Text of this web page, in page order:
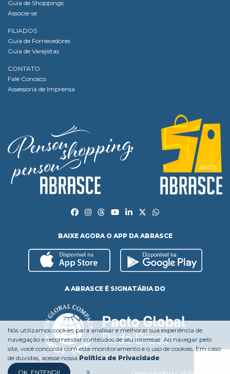
Guia de Shoppings
Associe-se
FILIADOS
Guia de Fornecedores
Guia de Varejistas
CONTATO
Fale Conosco
Assessoria de Imprensa
BAIXE AGORA O APP DA ABRASCE
A ABRASCE É SIGNATÁRIA DO
Nós utilizamos cookies para analisar e melhorar sua experiência de
navegação e recomendar conteúdos de seu interesse. Ao navegar pelo
site, você concorda com este monitoramento e o uso de cookies. Em caso
de dúvidas, acesse nossa Política de Privacidade.
OK, ENTENDI!
X